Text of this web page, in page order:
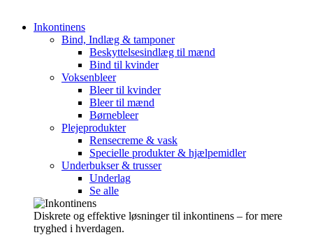
Inkontinens
Bind, Indlæg & tamponer
Beskyttelsesindlæg til mænd
Bind til kvinder
Voksenbleer
Bleer til kvinder
Bleer til mænd
Børnebleer
Plejeprodukter
Rensecreme & vask
Specielle produkter & hjælpemidler
Underbukser & trusser
Underlag
Se alle
Diskrete og effektive løsninger til inkontinens – for mere
tryghed i hverdagen.